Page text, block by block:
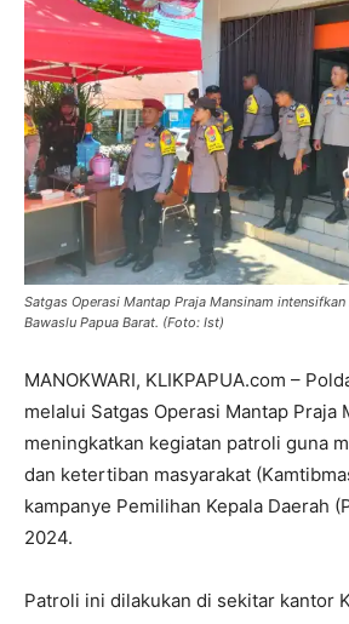
Satgas Operasi Mantap Praja Mansinam
Bawaslu Papua Barat. (Foto: Ist)
MANOKWARI, KLIKPAPUA.com –
melalui Satgas Operasi Mantap Praja
meningkatkan kegiatan patroli guna
dan ketertiban masyarakat
kampanye Pemilihan Kepala Daerah
2024.
Patroli ini dilakukan di sekitar kantor